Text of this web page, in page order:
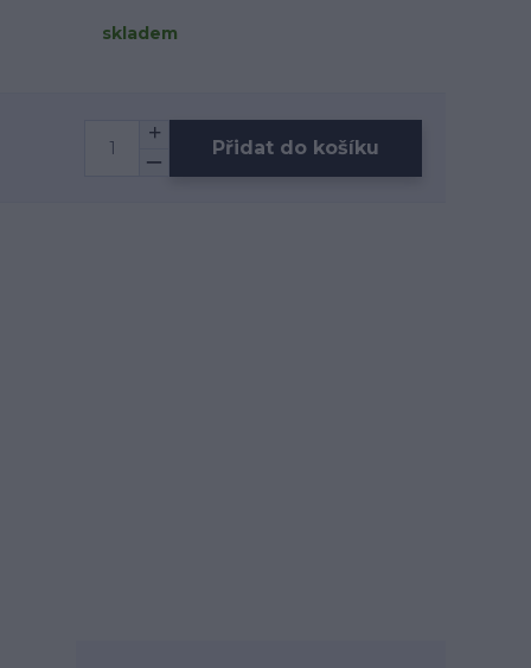
skladem
Přidat do košíku